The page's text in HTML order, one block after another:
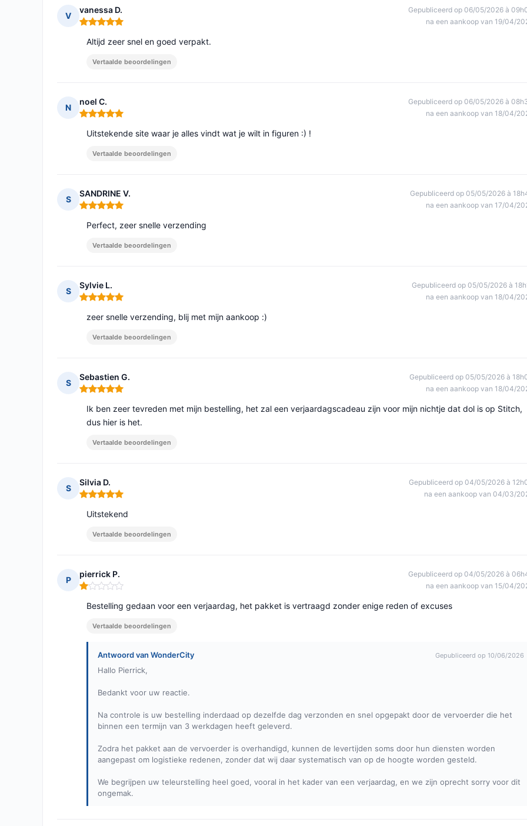
V
vanessa D.
Opmerking: 5 van 5
Gepubliceerd op 06/05/2026 à
na een aankoop van 19/04/
Altijd zeer snel en goed verpakt.
Vertaalde beoordelingen
N
noel C.
Opmerking: 5 van 5
Gepubliceerd op 06/05/2026 à
na een aankoop van 18/04/
Uitstekende site waar je alles vindt wat je wilt in figuren :) !
Vertaalde beoordelingen
S
SANDRINE V.
Opmerking: 5 van 5
Gepubliceerd op 05/05/2026 à
na een aankoop van 17/04/
Perfect, zeer snelle verzending
Vertaalde beoordelingen
S
Sylvie L.
Opmerking: 5 van 5
Gepubliceerd op 05/05/2026 à
na een aankoop van 18/04/
zeer snelle verzending, blij met mijn aankoop :)
Vertaalde beoordelingen
S
Sebastien G.
Opmerking: 5 van 5
Gepubliceerd op 05/05/2026 à
na een aankoop van 18/04/
Ik ben zeer tevreden met mijn bestelling, het zal een verjaardagscadeau zijn voor mijn nichtje dat dol is op Stitch,
dus hier is het.
Vertaalde beoordelingen
S
Silvia D.
Opmerking: 5 van 5
Gepubliceerd op 04/05/2026 à
na een aankoop van 04/03/
Uitstekend
Vertaalde beoordelingen
P
pierrick P.
Opmerking: 1 van 5
Gepubliceerd op 04/05/2026 à
na een aankoop van 15/04/
Bestelling gedaan voor een verjaardag, het pakket is vertraagd zonder enige reden of excuses
Vertaalde beoordelingen
Antwoord van WonderCity Gepubliceerd op 10/06/2026
​Hallo Pierrick,
Bedankt voor uw reactie.
Na controle is uw bestelling inderdaad op dezelfde dag verzonden en snel opgepakt door de vervoerder die het
binnen een termijn van 3 werkdagen heeft geleverd.
Zodra het pakket aan de vervoerder is overhandigd, kunnen de levertijden soms door hun diensten worden
aangepast om logistieke redenen, zonder dat wij daar systematisch van op de hoogte worden gesteld.
We begrijpen uw teleurstelling heel goed, vooral in het kader van een verjaardag, en we zijn oprecht sorry voor dit
ongemak.